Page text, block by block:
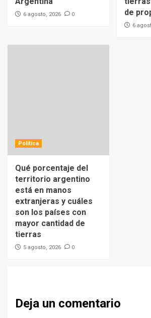
6 agosto, 2026 0
de
6
Política
Qué porcentaje del
territorio argentino
está en manos
extranjeras y cuáles
son los países con
mayor cantidad de
tierras
5 agosto, 2026 0
Deja un comentario